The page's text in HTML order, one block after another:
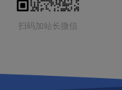
扫码加站长微信